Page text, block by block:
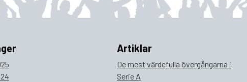
Artiklar
De mest värdefulla övergångarna i
Serie A